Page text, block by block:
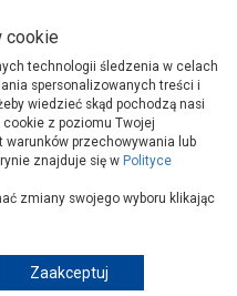
Elektronarzędzia, osprzęt
cookie
technologii śledzenia w celach
spersonalizowanych treści i
wiedzieć skąd pochodzą nasi
z poziomu Twojej
przechowywania lub
znajduje się w Polityce
zmiany swojego wyboru klikając
Zaakceptuj